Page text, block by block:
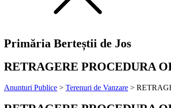
Primăria Berteștii de Jos
RETRAGERE PROCEDURA
Anunturi Publice > Terenuri de Vanzare >